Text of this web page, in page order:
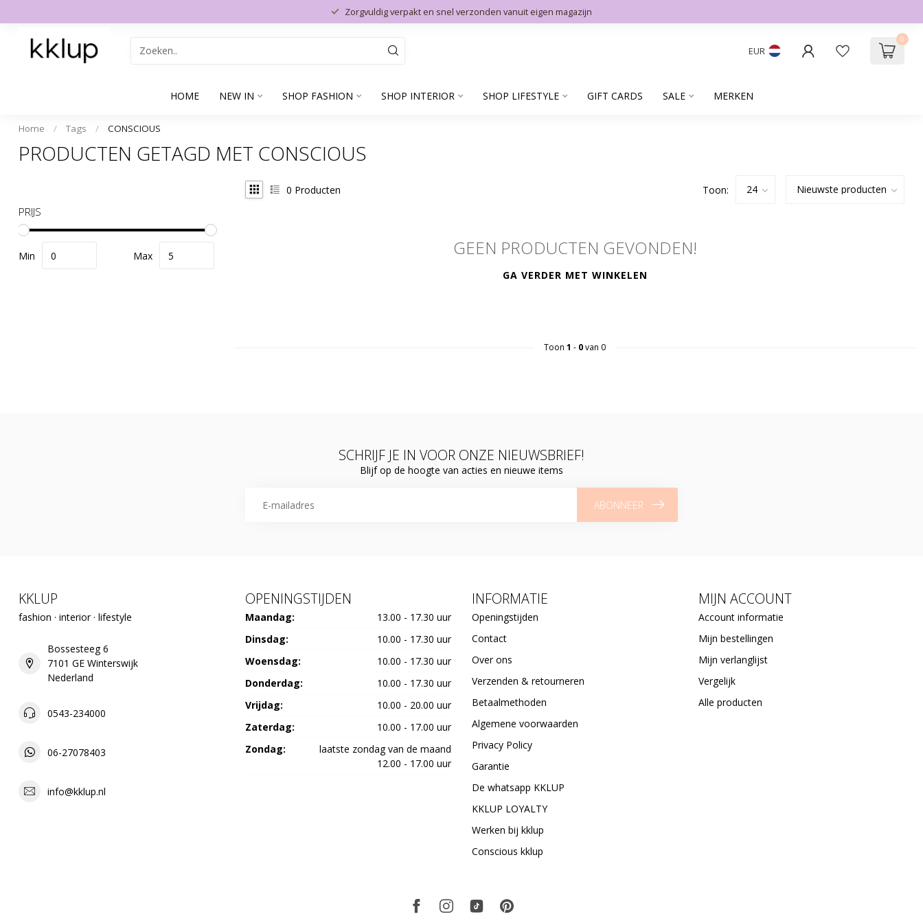
Zorgvuldig verpakt en snel verzonden vanuit eigen magazijn
EUR
0
HOME NEW IN SHOP FASHION SHOP INTERIOR SHOP LIFESTYLE GIFT CARDS SALE MERKEN
Home / Tags / CONSCIOUS
PRODUCTEN GETAGD MET CONSCIOUS
PRIJS
Min Max
0 Producten Toon:
GEEN PRODUCTEN GEVONDEN!
GA VERDER MET WINKELEN
Toon 1 - 0van 0
SCHRIJF JE IN VOOR ONZE NIEUWSBRIEF!
Blijf op de hoogte van acties en nieuwe items
ABONNEER
KKLUP
fashion · interior · lifestyle
Bossesteeg 6
7101 GE Winterswijk
Nederland
0543-234000
06-27078403
info@kklup.nl
OPENINGSTIJDEN
Maandag:
13.00 - 17.30 uur
Dinsdag:
10.00 - 17.30 uur
Woensdag:
10.00 - 17.30 uur
Donderdag:
10.00 - 17.30 uur
Vrijdag:
10.00 - 20.00 uur
Zaterdag:
10.00 - 17.00 uur
Zondag:
laatste zondag van de maand
12.00 - 17.00 uur
INFORMATIE
Openingstijden
Contact
Over ons
Verzenden & retourneren
Betaalmethoden
Algemene voorwaarden
Privacy Policy
Garantie
De whatsapp KKLUP
KKLUP LOYALTY
Werken bij kklup
Conscious kklup
MIJN ACCOUNT
Account informatie
Mijn bestellingen
Mijn verlanglijst
Vergelijk
Alle producten